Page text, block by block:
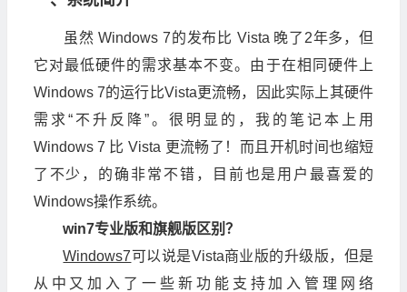
虽然 Windows 7的发布比 Vista 晚了2年多，但
它对最低硬件的需求基本不变。由于在相同硬件上
Windows 7的运行比Vista更流畅，因此实际上其硬件
需求“不升反降”。很明显的，我的笔记本上用
Windows 7 比 Vista 更流畅了！而且开机时间也缩短
了不少，的确非常不错，目前也是用户最喜爱的
Windows操作系统。
win7专业版和旗舰版区别？
Windows7可以说是Vista商业版的升级版，但是
从中又加入了一些新功能支持加入管理网络